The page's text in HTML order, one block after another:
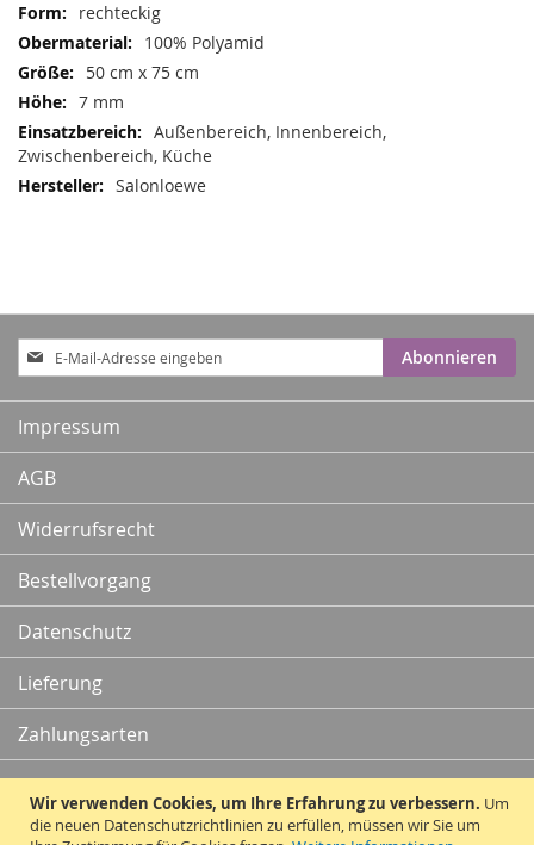
Wir verwenden Cookies, um Ihre Erfahrung zu verbessern. Um
die neuen Datenschutzrichtlinien zu erfüllen, müssen wir Sie um
rechteckig
100% Polyamid
50 cm x 75 cm
7 mm
Außenbereich, Innenbereich,
Zwischenbereich, Küche
Salonloewe
Anmeldung
zum
Newsletter:
Abonnieren
Impressum
AGB
Widerrufsrecht
Bestellvorgang
Datenschutz
Lieferung
Zahlungsarten
Kontakt